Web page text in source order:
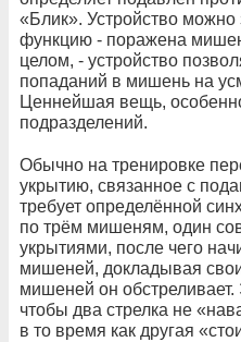
«Блик». Устройство
функцию - поражена
целом, - устройство
попаданий в мишень на
Ценнейшая вещь,
подразделений.
Обычно на тренировке
укрытию, связанное с
требует определённой
по трём мишеням, один
укрытиями, после чего
мишеней, докладывая
мишеней он обстреливает.
чтобы два стрелка не
в то время как другая